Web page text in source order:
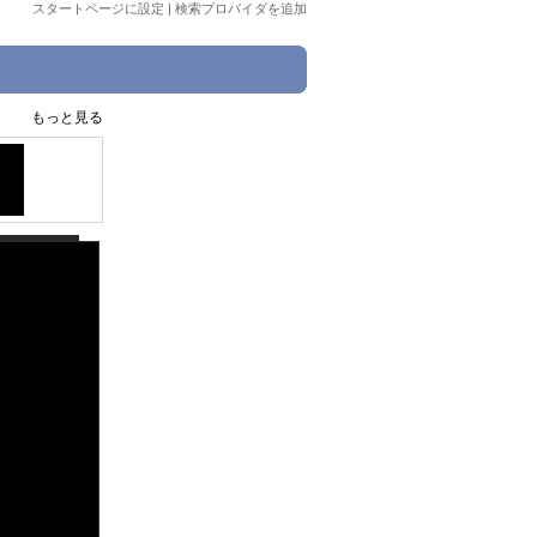
スタートページに設定 | 検索プロバイダを追加
もっと見る